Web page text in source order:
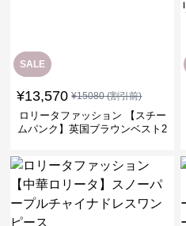
SALE
¥13,570 ¥15080(割引前)
ロリータファッション 【スチー
ムパンク】英国ブラウンベスト2